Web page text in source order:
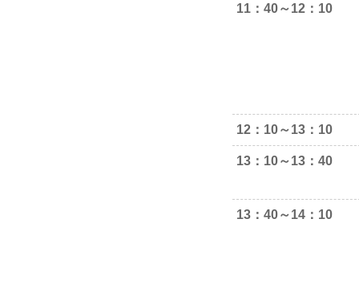
11：40～12：10
12：10～13：10
13：10～13：40
13：40～14：10